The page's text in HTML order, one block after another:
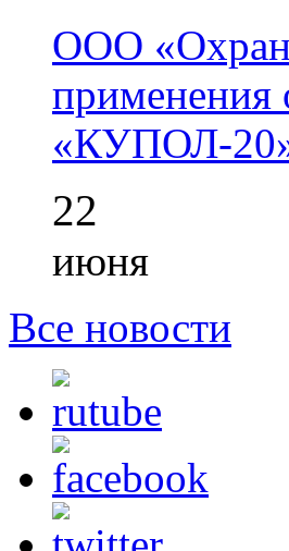
ООО
применения
«КУПОЛ-
22
июня
Все новости